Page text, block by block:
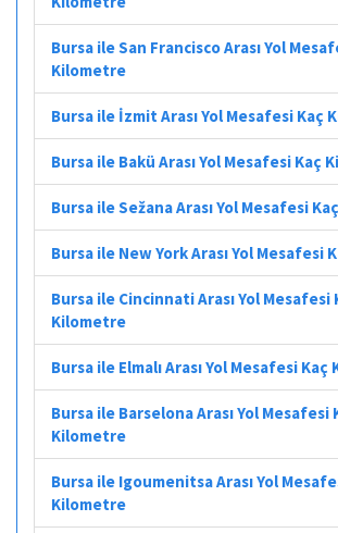
Bursa ile San Francisco Arası Yol
Kilometre
Bursa ile İzmit Arası Yol Mesafesi Kaç
Bursa ile Bakü Arası Yol Mesafesi Kaç
Bursa ile Sežana Arası Yol Mesafesi
Bursa ile New York Arası Yol Mesafesi
Bursa ile Cincinnati Arası Yol Mesafesi
Kilometre
Bursa ile Elmalı Arası Yol Mesafesi
Bursa ile Barselona Arası Yol Mesafesi
Kilometre
Bursa ile Igoumenitsa Arası Yol
Kilometre